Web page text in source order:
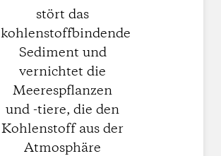
stört das
kohlenstoffbindende
Sediment und
vernichtet die
Meerespflanzen
und -tiere, die den
Kohlenstoff aus der
Atmosphäre